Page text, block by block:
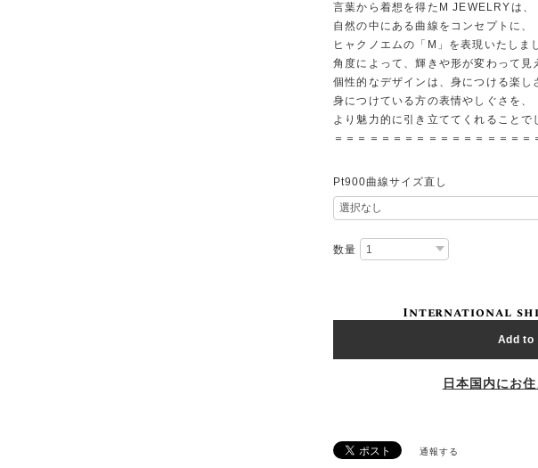
言葉から着想を得たM JEWELRYは、
自然の中にある曲線をコンセプトに、
ヒャクノエムの「M」を表現いたしま
角度によって、輝きや形が変わって見
個性的なデザインは、身につける楽し
身につけている方の表情やしぐさを、
より魅力的に引き立ててくれることで
＝＝＝＝＝＝＝＝＝＝＝＝＝＝＝＝＝
Pt900曲線サイズ直し
数量
International
Add to
日本国内にお
通報する